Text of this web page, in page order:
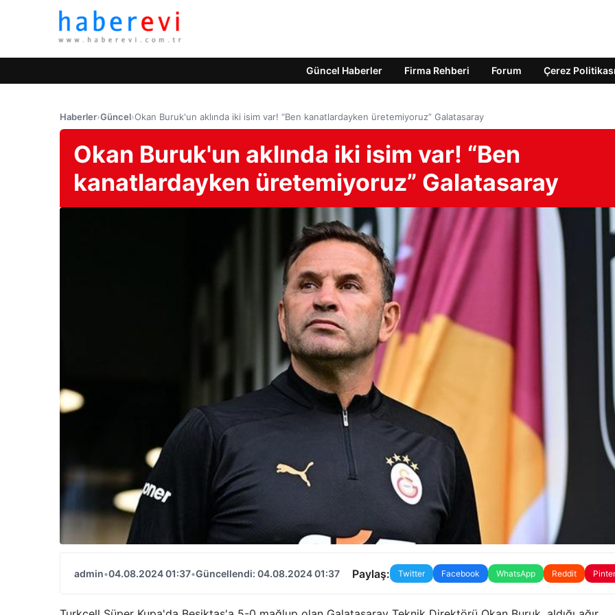
Güncel Haberler Firma Rehberi Forum Çerez Politikası
Haberler›Güncel›Okan Buruk'un aklında iki isim var! “Ben kanatlardayken üretemiyoruz” Galatasaray
Okan Buruk'un aklında iki isim var! “Ben
kanatlardayken üretemiyoruz” Galatasaray
admin•04.08.2024 01:37•Güncellendi: 04.08.2024 01:37 Paylaş: Twitter Facebook WhatsApp Reddit